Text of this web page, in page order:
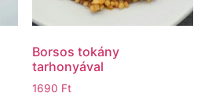
Borsos tokány
tarhonyával
1690 Ft